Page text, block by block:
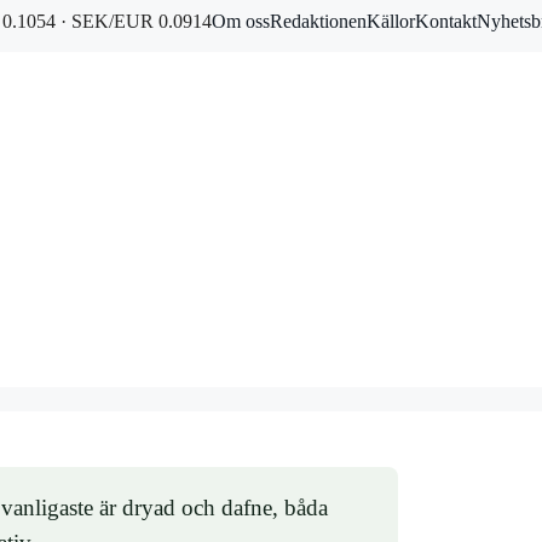
· SEK/EUR 0.0914Om ossRedaktionenKällorKontakt
är dryad och dafne, båda